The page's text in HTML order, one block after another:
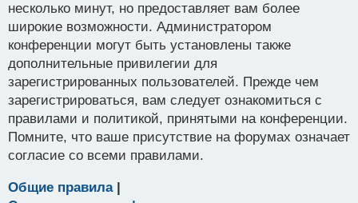
несколько минут, но предоставляет вам более
широкие возможности. Администратором
конференции могут быть установлены также
дополнительные привилегии для
зарегистрированных пользователей. Прежде чем
зарегистрироваться, вам следует ознакомиться с
правилами и политикой, принятыми на конференции.
Помните, что ваше присутствие на форумах означает
согласие со всеми правилами.
Общие правила|